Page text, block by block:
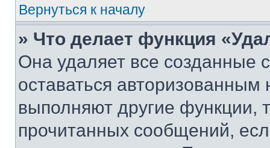
Вернуться к началу
» Что делает функция
Она удаляет все созданные
оставаться
выполняют другие функции,
прочитанных сообщений,